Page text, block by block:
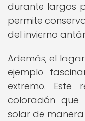
durante largos
permite
del invierno
Además, el
ejemplo
extremo. Este
coloración
solar de